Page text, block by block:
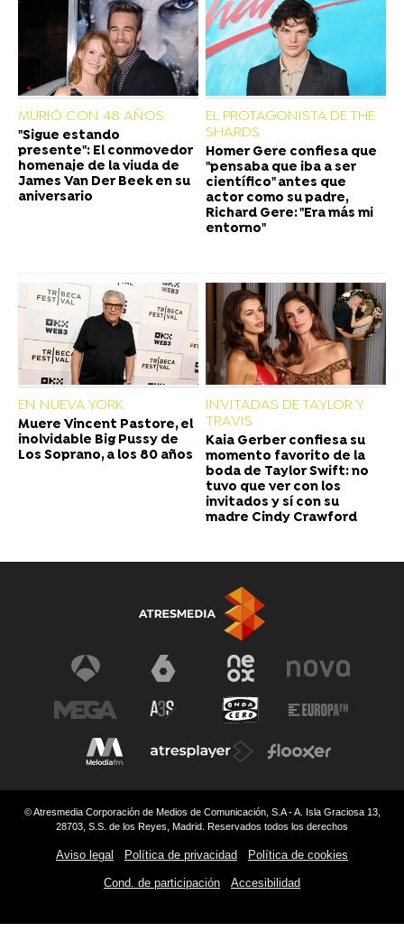
MURIÓ CON 48 AÑOS
"Sigue estando
presente": El conmovedor
homenaje de la viuda de
James Van Der Beek en su
aniversario
EL PROTAGONISTA DE THE
SHARDS
Homer Gere confiesa que
"pensaba que iba a ser
científico" antes que
actor como su padre,
Richard Gere: "Era más mi
entorno"
EN NUEVA YORK
Muere Vincent Pastore, el
inolvidable Big Pussy de
Los Soprano, a los 80 años
INVITADAS DE TAYLOR Y
TRAVIS
Kaia Gerber confiesa su
momento favorito de la
boda de Taylor Swift: no
tuvo que ver con los
invitados y sí con su
madre Cindy Crawford
© Atresmedia Corporación de Medios de Comunicación, S.A - A. Isla Graciosa 13,
28703, S.S. de los Reyes, Madrid. Reservados todos los derechos
Aviso legal Política de privacidad Política de cookies
Cond. de participación Accesibilidad